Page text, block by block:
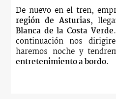
De nuevo en el tren,
región de Asturias,
Blanca de la Costa Verde
continuación nos
haremos noche y
entretenimiento a bordo.